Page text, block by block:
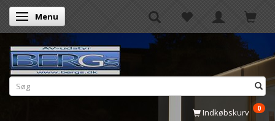
Skifte navigation
Menu
Indkøbskurv 0